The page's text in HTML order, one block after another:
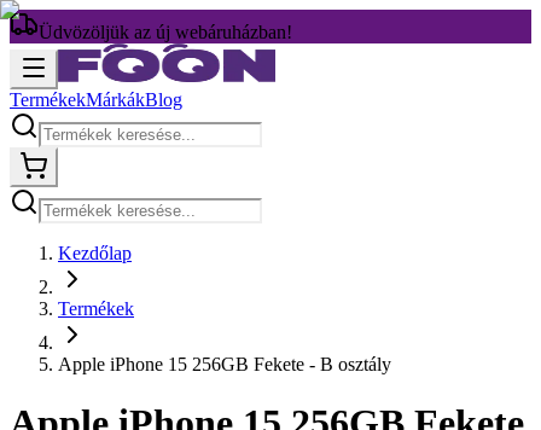
Üdvözöljük az új webáruházban!
TermékekMárkákBlog
Kezdőlap
Termékek
Apple iPhone 15 256GB Fekete - B osztály